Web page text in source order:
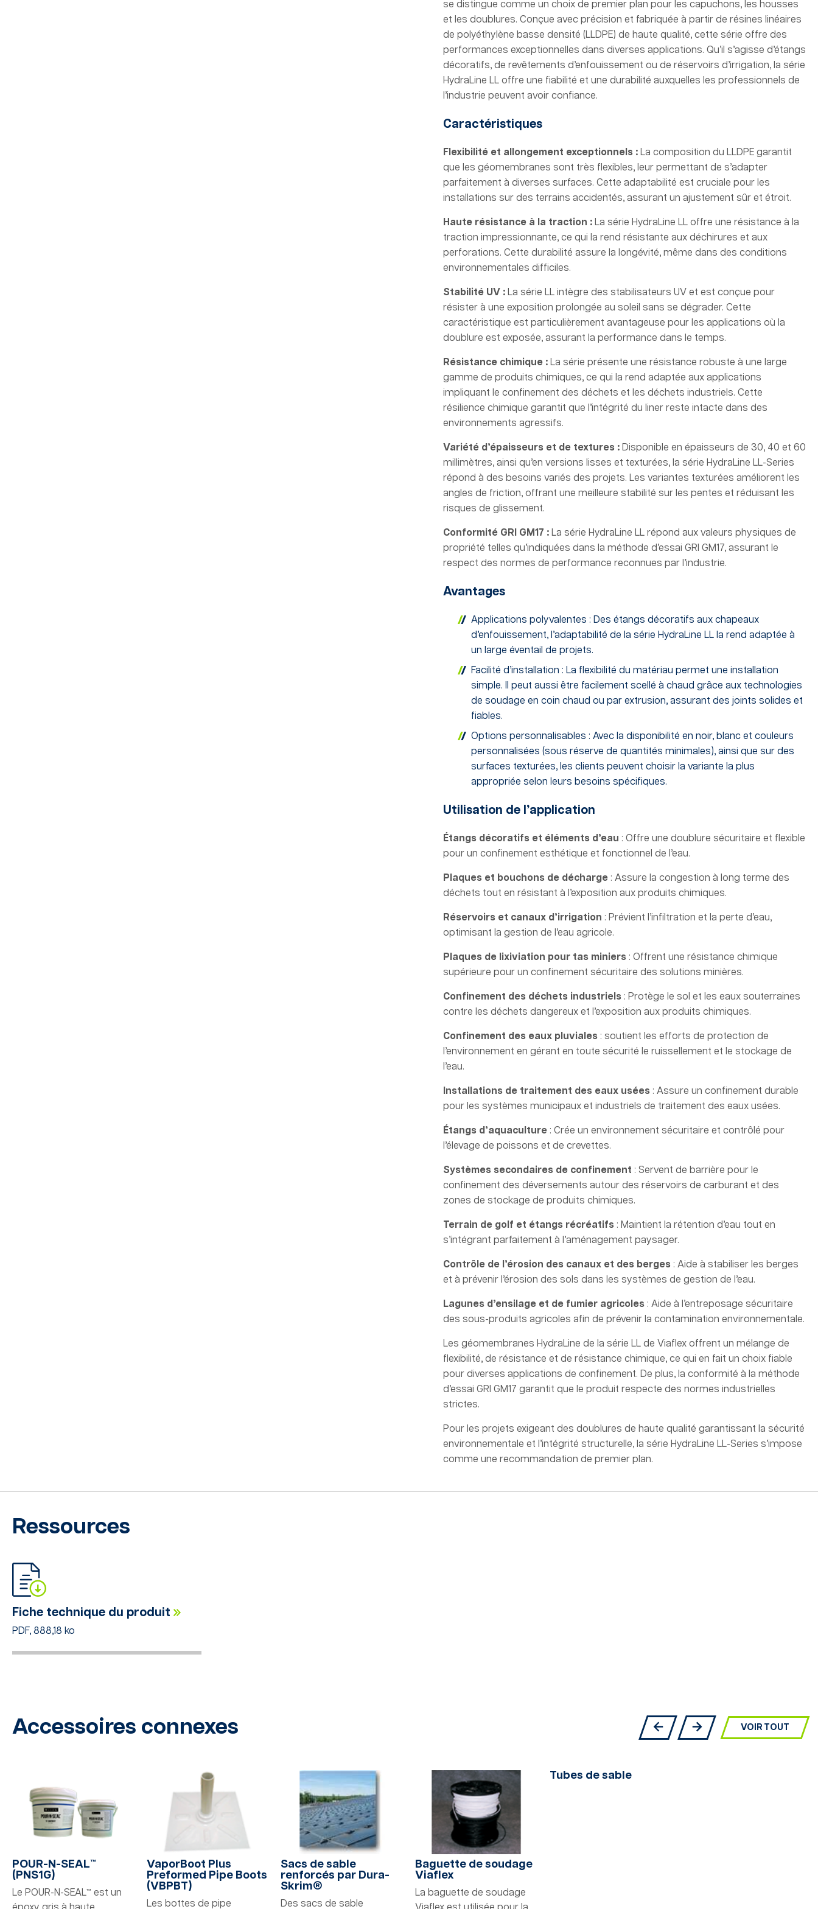
se distingue comme un choix de premier plan pour les capuchons, les housses
et les doublures. Conçue avec précision et fabriquée à partir de résines linéaires
de polyéthylène basse densité (LLDPE) de haute qualité, cette série offre des
performances exceptionnelles dans diverses applications. Qu’il s’agisse d’étangs
décoratifs, de revêtements d’enfouissement ou de réservoirs d’irrigation, la série
HydraLine LL offre une fiabilité et une durabilité auxquelles les professionnels de
l’industrie peuvent avoir confiance.
Caractéristiques
Flexibilité et allongement exceptionnels : La composition du LLDPE garantit
que les géomembranes sont très flexibles, leur permettant de s’adapter
parfaitement à diverses surfaces. Cette adaptabilité est cruciale pour les
installations sur des terrains accidentés, assurant un ajustement sûr et étroit.
Haute résistance à la traction : La série HydraLine LL offre une résistance à la
traction impressionnante, ce qui la rend résistante aux déchirures et aux
perforations. Cette durabilité assure la longévité, même dans des conditions
environnementales difficiles.
Stabilité UV : La série LL intègre des stabilisateurs UV et est conçue pour
résister à une exposition prolongée au soleil sans se dégrader. Cette
caractéristique est particulièrement avantageuse pour les applications où la
doublure est exposée, assurant la performance dans le temps.
Résistance chimique : La série présente une résistance robuste à une large
gamme de produits chimiques, ce qui la rend adaptée aux applications
impliquant le confinement des déchets et les déchets industriels. Cette
résilience chimique garantit que l’intégrité du liner reste intacte dans des
environnements agressifs.
Variété d’épaisseurs et de textures : Disponible en épaisseurs de 30, 40 et 60
millimètres, ainsi qu’en versions lisses et texturées, la série HydraLine LL-Series
répond à des besoins variés des projets. Les variantes texturées améliorent les
angles de friction, offrant une meilleure stabilité sur les pentes et réduisant les
risques de glissement.
Conformité GRI GM17 : La série HydraLine LL répond aux valeurs physiques de
propriété telles qu’indiquées dans la méthode d’essai GRI GM17, assurant le
respect des normes de performance reconnues par l’industrie.
Avantages
Applications polyvalentes : Des étangs décoratifs aux chapeaux
d’enfouissement, l’adaptabilité de la série HydraLine LL la rend adaptée à
un large éventail de projets.
Facilité d’installation : La flexibilité du matériau permet une installation
simple. Il peut aussi être facilement scellé à chaud grâce aux technologies
de soudage en coin chaud ou par extrusion, assurant des joints solides et
fiables.
Options personnalisables : Avec la disponibilité en noir, blanc et couleurs
personnalisées (sous réserve de quantités minimales), ainsi que sur des
surfaces texturées, les clients peuvent choisir la variante la plus
appropriée selon leurs besoins spécifiques.
Utilisation de l’application
Étangs décoratifs et éléments d’eau : Offre une doublure sécuritaire et flexible
pour un confinement esthétique et fonctionnel de l’eau.
Plaques et bouchons de décharge : Assure la congestion à long terme des
déchets tout en résistant à l’exposition aux produits chimiques.
Réservoirs et canaux d’irrigation : Prévient l’infiltration et la perte d’eau,
optimisant la gestion de l’eau agricole.
Plaques de lixiviation pour tas miniers : Offrent une résistance chimique
supérieure pour un confinement sécuritaire des solutions minières.
Confinement des déchets industriels : Protège le sol et les eaux souterraines
contre les déchets dangereux et l’exposition aux produits chimiques.
Confinement des eaux pluviales : soutient les efforts de protection de
l’environnement en gérant en toute sécurité le ruissellement et le stockage de
l’eau.
Installations de traitement des eaux usées : Assure un confinement durable
pour les systèmes municipaux et industriels de traitement des eaux usées.
Étangs d’aquaculture : Crée un environnement sécuritaire et contrôlé pour
l’élevage de poissons et de crevettes.
Systèmes secondaires de confinement : Servent de barrière pour le
confinement des déversements autour des réservoirs de carburant et des
zones de stockage de produits chimiques.
Terrain de golf et étangs récréatifs : Maintient la rétention d’eau tout en
s’intégrant parfaitement à l’aménagement paysager.
Contrôle de l’érosion des canaux et des berges : Aide à stabiliser les berges
et à prévenir l’érosion des sols dans les systèmes de gestion de l’eau.
Lagunes d’ensilage et de fumier agricoles : Aide à l’entreposage sécuritaire
des sous-produits agricoles afin de prévenir la contamination environnementale.
Les géomembranes HydraLine de la série LL de Viaflex offrent un mélange de
flexibilité, de résistance et de résistance chimique, ce qui en fait un choix fiable
pour diverses applications de confinement. De plus, la conformité à la méthode
d’essai GRI GM17 garantit que le produit respecte des normes industrielles
strictes.
Pour les projets exigeant des doublures de haute qualité garantissant la sécurité
environnementale et l’intégrité structurelle, la série HydraLine LL-Series s’impose
comme une recommandation de premier plan.
Ressources
Fiche technique du produit
PDF, 888,18 ko
Accessoires connexes VOIR TOUT
POUR-N-SEAL™
(PNS1G)
Le POUR-N-SEAL™ est un
VaporBoot Plus
Preformed Pipe Boots
(VBPBT)
Les bottes de pipe
Sacs de sable
renforcés par Dura-
Skrim®
Des sacs de sable
Baguette de soudage
Viaflex
La baguette de soudage
Tubes de sable